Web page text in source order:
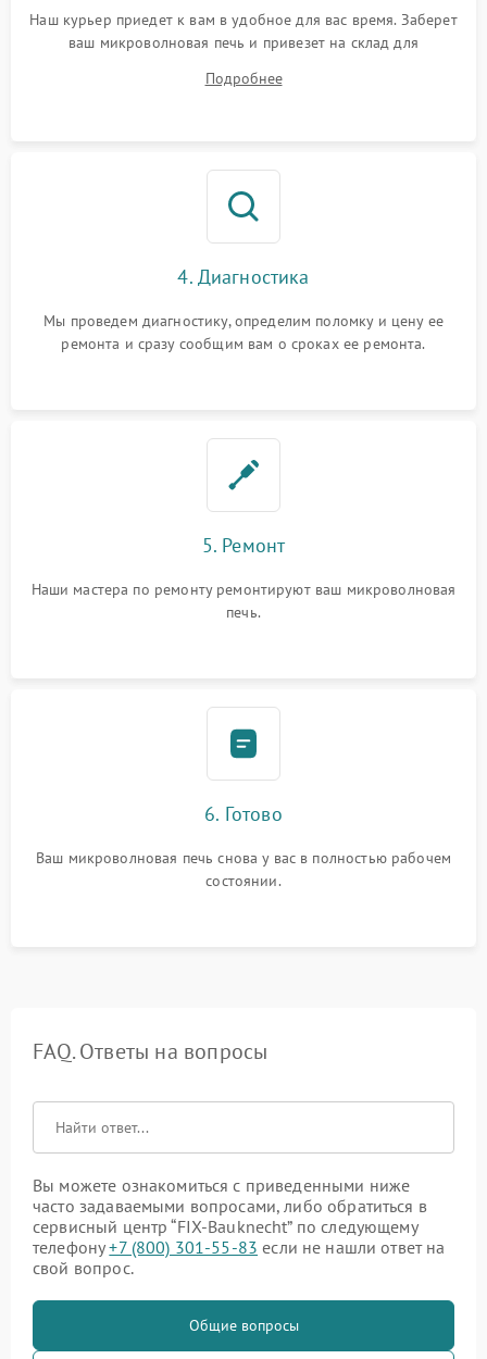
Наш курьер приедет к вам в удобное для вас время. Заберет
ваш микроволновая печь и привезет на склад для
Подробнее
4. Диагностика
Мы проведем диагностику, определим поломку и цену ее
ремонта и сразу сообщим вам о сроках ее ремонта.
5. Ремонт
Наши мастера по ремонту ремонтируют ваш микроволновая
печь.
6. Готово
Ваш микроволновая печь снова у вас в полностью рабочем
состоянии.
FAQ. Ответы на вопросы
Вы можете ознакомиться с приведенными ниже
часто задаваемыми вопросами, либо обратиться в
сервисный центр “FIX-Bauknecht” по следующему
телефону+7 (800) 301-55-83 если не нашли ответ на
свой вопрос.
Общие вопросы